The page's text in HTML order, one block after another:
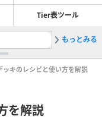
Tier表ツール
2
もっとみる
ッキのレシピと使い方を解説
を解説